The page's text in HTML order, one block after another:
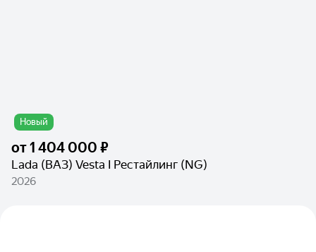
Новый
от1 404 000 ₽
Lada (ВАЗ) Vesta I Рестайлинг (NG)
2026